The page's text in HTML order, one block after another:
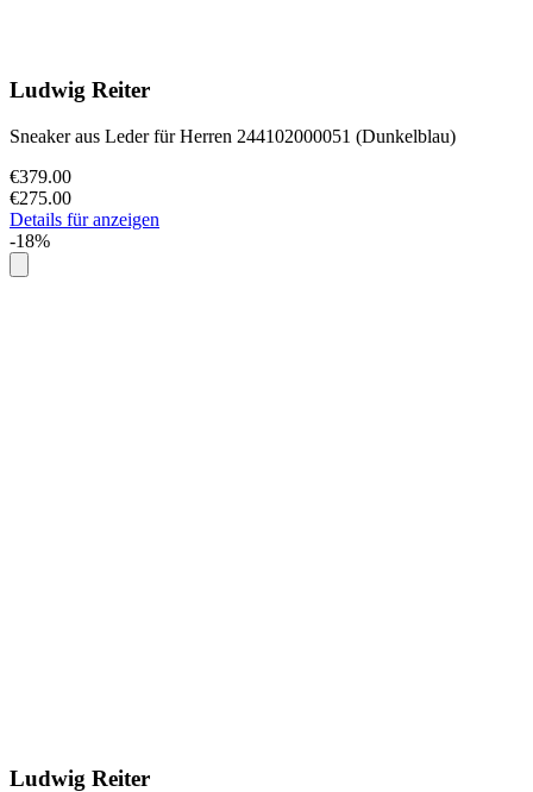
Ludwig Reiter
Sneaker aus Leder für Herren 244102000051 (Dunkelblau)
€379.00
€275.00
Details für anzeigen
-18%
Ludwig Reiter